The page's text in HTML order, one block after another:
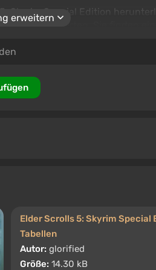
Skyrim Special Edition
bewerten. Sie finden
erweitern
Elder Scrolls 5: Skyrim Special
Tabellen
Autor: glorified
Größe: 14.30 kB